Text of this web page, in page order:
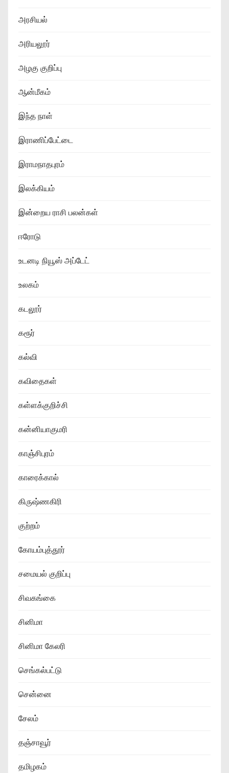
அரசியல்
அரியலூர்
அழகு குறிப்பு
ஆன்மீகம்
இந்த நாள்
இராணிப்பேட்டை
இராமநாதபுரம்
இலக்கியம்
இன்றைய ராசி பலன்கள்
ஈரோடு
உடனடி நியூஸ் அப்டேட்
உலகம்
கடலூர்
கரூர்
கல்வி
கவிதைகள்
கள்ளக்குறிச்சி
கன்னியாகுமரி
காஞ்சிபுரம்
காரைக்கால்
கிருஷ்ணகிரி
குற்றம்
கோயம்புத்தூர்
சமையல் குறிப்பு
சிவகங்கை
சினிமா
சினிமா கேலரி
செங்கல்பட்டு
சென்னை
சேலம்
தஞ்சாவூர்
தமிழகம்